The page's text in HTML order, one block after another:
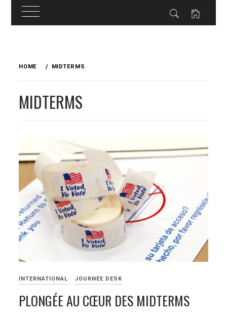
HOME MIDTERMS
MIDTERMS
INTERNATIONAL JOURNÉE DESK
PLONGÉE AU CŒUR DES MIDTERMS